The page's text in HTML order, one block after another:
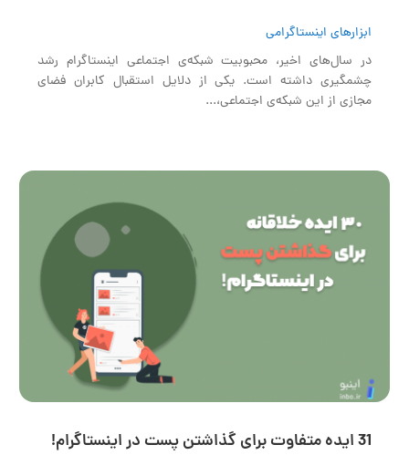
ابزارهای اینستاگرامی
در سال‌های اخیر، محبوبیت شبکه‌ی اجتماعی اینستاگرام رشد
چشمگیری داشته است. یکی از دلایل استقبال کابران فضای
مجازی از این شبکه‌ی اجتماعی،...
31 ایده متفاوت برای گذاشتن پست در اینستاگرام!